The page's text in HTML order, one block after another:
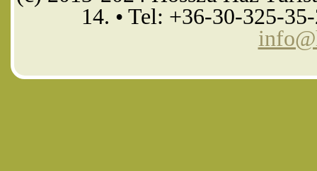
14. • Tel: +36-30-325-